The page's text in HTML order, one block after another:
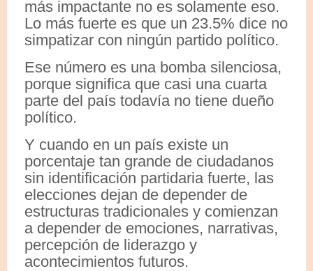
más impactante no es solamente eso.
Lo más fuerte es que un 23.5% dice no
simpatizar con ningún partido político.
Ese número es una bomba silenciosa,
porque significa que casi una cuarta
parte del país todavía no tiene dueño
político.
Y cuando en un país existe un
porcentaje tan grande de ciudadanos
sin identificación partidaria fuerte, las
elecciones dejan de depender de
estructuras tradicionales y comienzan
a depender de emociones, narrativas,
percepción de liderazgo y
acontecimientos futuros.